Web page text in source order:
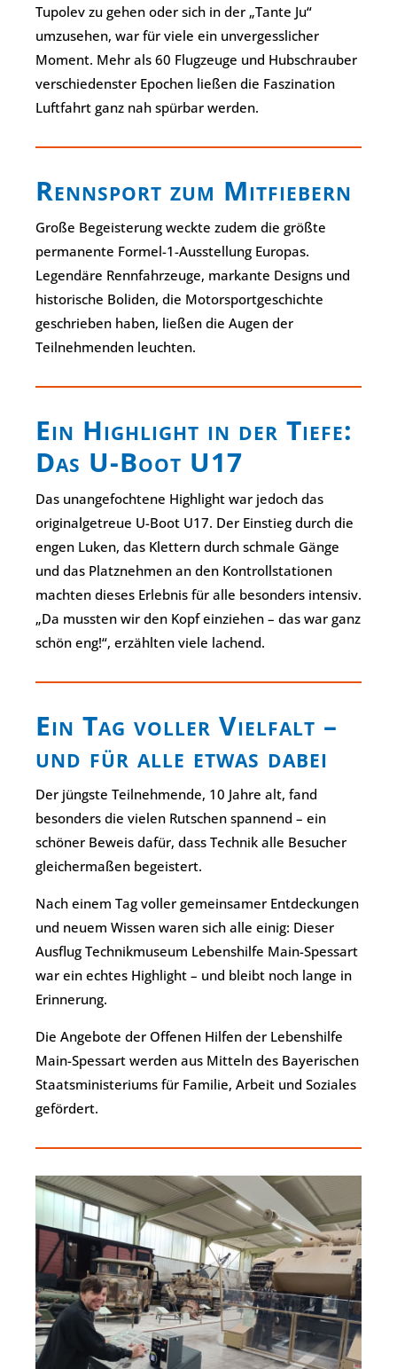
Tupolev zu gehen oder sich in der „Tante Ju“
umzusehen, war für viele ein unvergesslicher
Moment. Mehr als 60 Flugzeuge und Hubschrauber
verschiedenster Epochen ließen die Faszination
Luftfahrt ganz nah spürbar werden.
Rennsport zum Mitfiebern
Große Begeisterung weckte zudem die größte
permanente Formel-1-Ausstellung Europas.
Legendäre Rennfahrzeuge, markante Designs und
historische Boliden, die Motorsportgeschichte
geschrieben haben, ließen die Augen der
Teilnehmenden leuchten.
Ein Highlight in der Tiefe:
Das U-Boot U17
Das unangefochtene Highlight war jedoch das
originalgetreue U-Boot U17. Der Einstieg durch die
engen Luken, das Klettern durch schmale Gänge
und das Platznehmen an den Kontrollstationen
machten dieses Erlebnis für alle besonders intensiv.
„Da mussten wir den Kopf einziehen – das war ganz
schön eng!“, erzählten viele lachend.
Ein Tag voller Vielfalt –
und für alle etwas dabei
Der jüngste Teilnehmende, 10 Jahre alt, fand
besonders die vielen Rutschen spannend – ein
schöner Beweis dafür, dass Technik alle Besucher
gleichermaßen begeistert.
Nach einem Tag voller gemeinsamer Entdeckungen
und neuem Wissen waren sich alle einig: Dieser
Ausflug Technikmuseum Lebenshilfe Main-Spessart
war ein echtes Highlight – und bleibt noch lange in
Erinnerung.
Die Angebote der Offenen Hilfen der Lebenshilfe
Main-Spessart werden aus Mitteln des Bayerischen
Staatsministeriums für Familie, Arbeit und Soziales
gefördert.